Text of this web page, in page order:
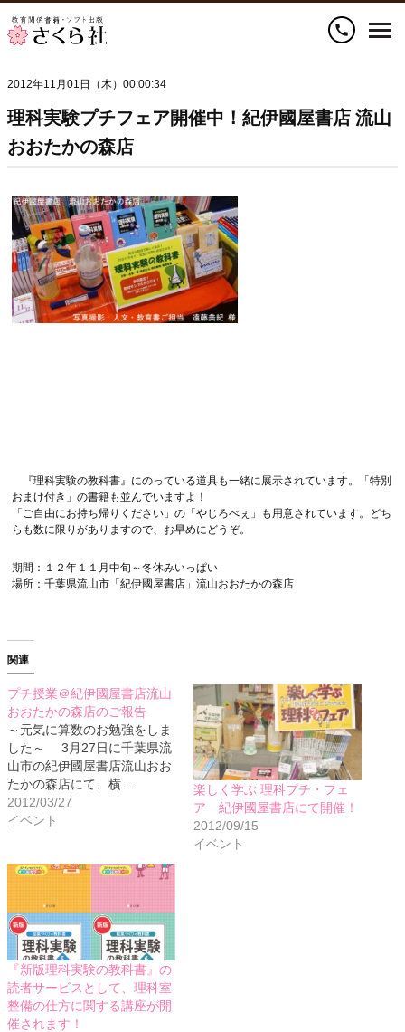
call
2012年11月01日（木）00:00:34
理科実験プチフェア開催中！紀伊國屋書店 流山
おおたかの森店
『理科実験の教科書』にのっている道具も一緒に展示されています。「特別
おまけ付き」の書籍も並んでいますよ！
「ご自由にお持ち帰りください」の「やじろべぇ」も用意されています。どち
らも数に限りがありますので、お早めにどうぞ。
期間：１２年１１月中旬～冬休みいっぱい
場所：千葉県流山市「紀伊國屋書店」流山おおたかの森店
関連
プチ授業＠紀伊國屋書店流山
おおたかの森店のご報告
～元気に算数のお勉強をしま
した～ 3月27日に千葉県流
山市の紀伊國屋書店流山おお
たかの森店にて、横…
2012/03/27
イベント
楽しく学ぶ 理科プチ・フェ
ア 紀伊國屋書店にて開催！
2012/09/15
イベント
『新版理科実験の教科書』の
読者サービスとして、理科室
整備の仕方に関する講座が開
催されます！